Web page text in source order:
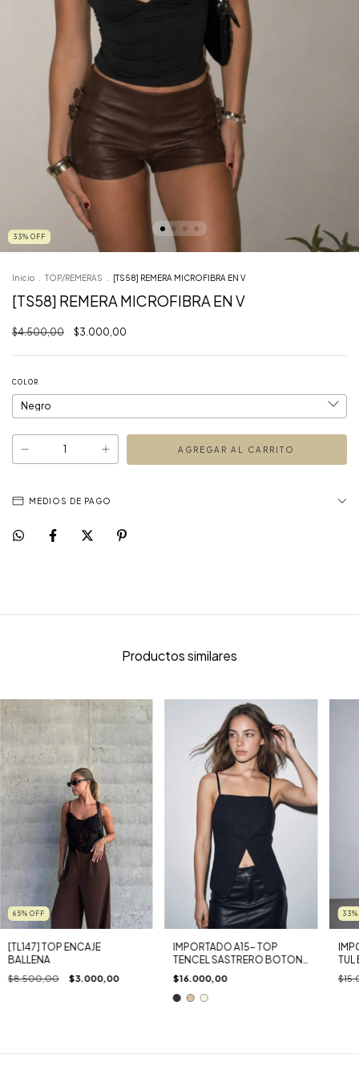
33% OFF
Inicio TOP/REMERAS [TS58] REMERA MICROFIBRA EN V
[TS58] REMERA MICROFIBRA EN V
$4.500,00 $3.000,00
COLOR
MEDIOS DE PAGO
Productos similares
65% OFF
[TL147] TOP ENCAJE
BALLENA
$8.500,00 $3.000,00
IMPORTADO A15- TOP
TENCEL SASTRERO BOTON
FORRADO
$16.000,00
33
TUL